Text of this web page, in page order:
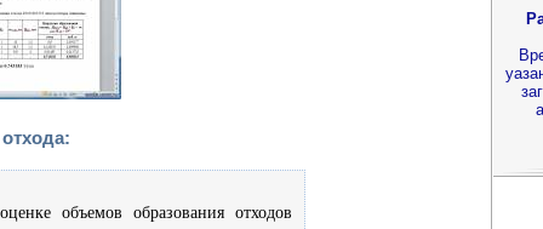
объемов образования отходов